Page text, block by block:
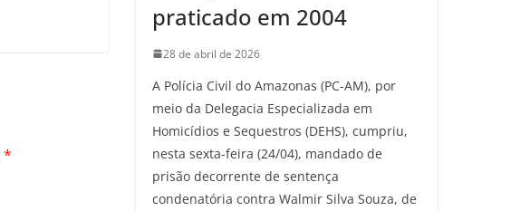
*
praticado em 2004
28 de abril de 2026
A Polícia Civil do Amazonas (PC-AM), por
meio da Delegacia Especializada em
Homicídios e Sequestros (DEHS), cumpriu,
nesta sexta-feira (24/04), mandado de
prisão decorrente de sentença
condenatória contra Walmir Silva Souza, de